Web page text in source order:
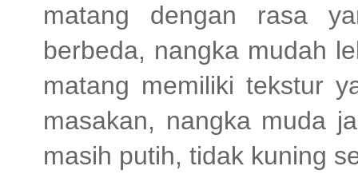
matang dengan rasa
berbeda, nangka mudah
matang memiliki tekstur
masakan, nangka muda
masih putih, tidak kuning